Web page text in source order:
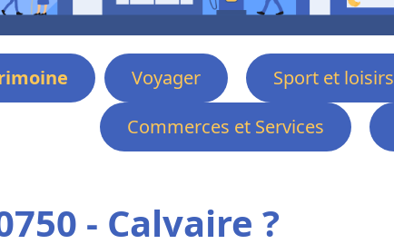
Voyager Sport et loisirs
Commerces et Services
- Calvaire ?